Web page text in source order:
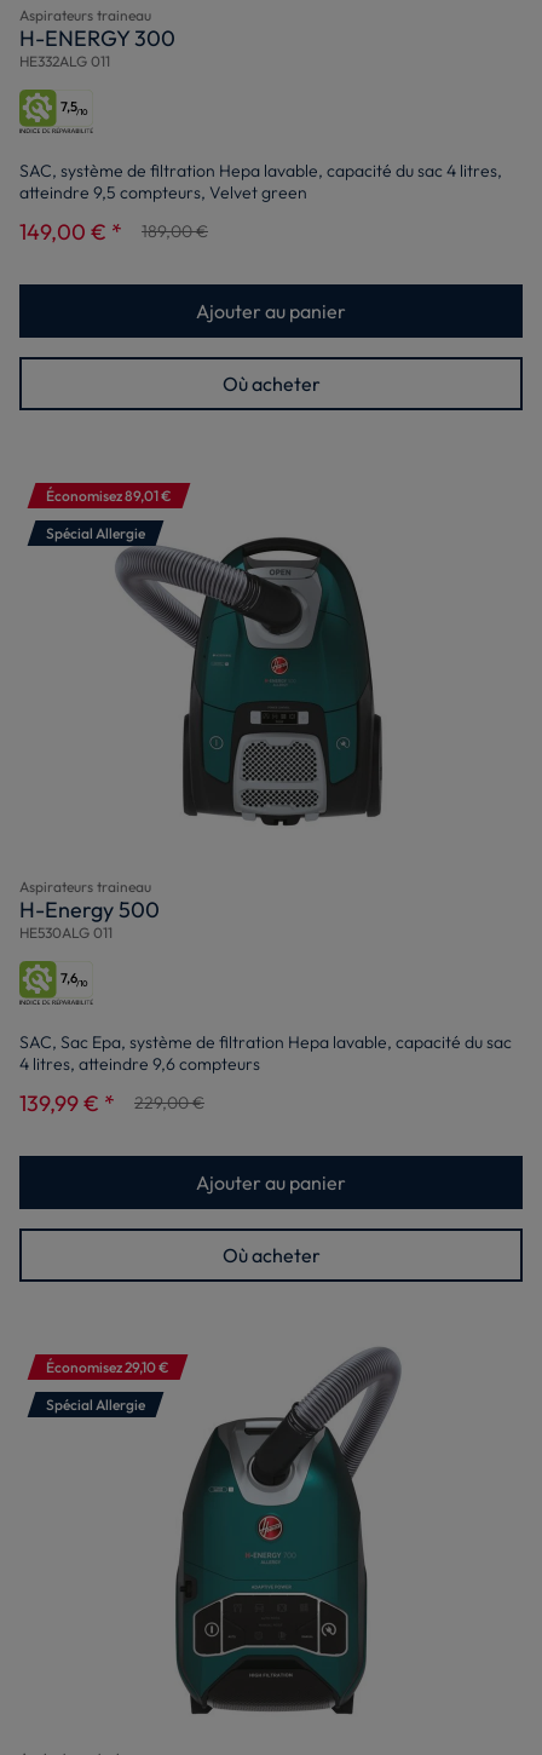
Aspirateurs traineau
H-ENERGY 300
HE332ALG 011
7,5/10
SAC, système de filtration Hepa lavable, capacité du sac 4 litres,
atteindre 9,5 compteurs, Velvet green
149,00 € * 189,00 €
Ajouter au panier
Où acheter
Économisez 89,01 €
Spécial Allergie
Aspirateurs traineau
H-Energy 500
HE530ALG 011
7,6/10
SAC, Sac Epa, système de filtration Hepa lavable, capacité du sac
4 litres, atteindre 9,6 compteurs
139,99 € * 229,00 €
Ajouter au panier
Où acheter
Économisez 29,10 €
Spécial Allergie